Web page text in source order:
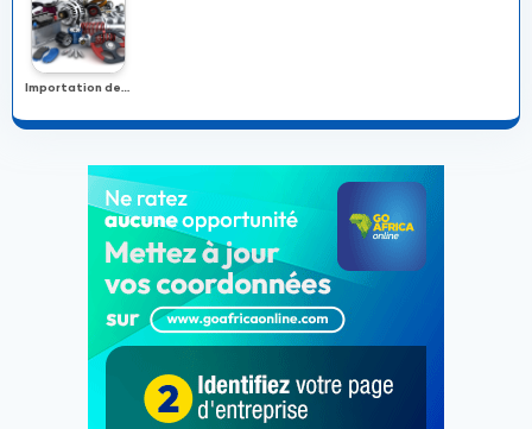
Importation de pièces d'origine